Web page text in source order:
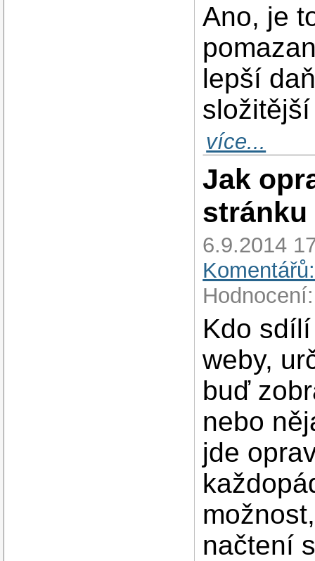
Ano, je
lepší
více...
Jak
stránku
6.9.2014
Kdo
weby,
buď
nebo
jde
načtení